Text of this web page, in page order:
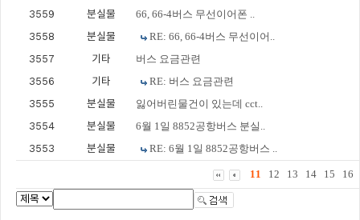
3559
분실물
66, 66-4버스 무선이어폰 ..
3558
분실물
RE: 66, 66-4버스 무선이어..
3557
기타
버스 요금관련
3556
기타
RE: 버스 요금관련
3555
분실물
잃어버린물건이 있는데 cct..
3554
분실물
6월 1일 8852공항버스 분실..
3553
분실물 RE: 6월 1일 8852공항버스 ..
11 12 13 14 15 16